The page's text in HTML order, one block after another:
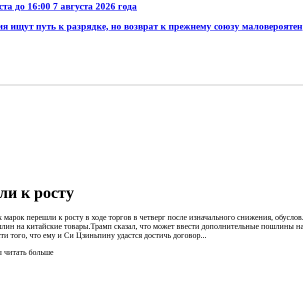
до 16:00 7 августа 2026 года
ищут путь к разрядке, но возврат к прежнему союзу маловероятен
к росту
перешли к росту в ходе торгов в четверг после изначального снижения,
на китайские товары.Трамп сказал, что может ввести дополнительные пошлины
того, что ему и Си Цзиньпину удастся достичь договор...
больше